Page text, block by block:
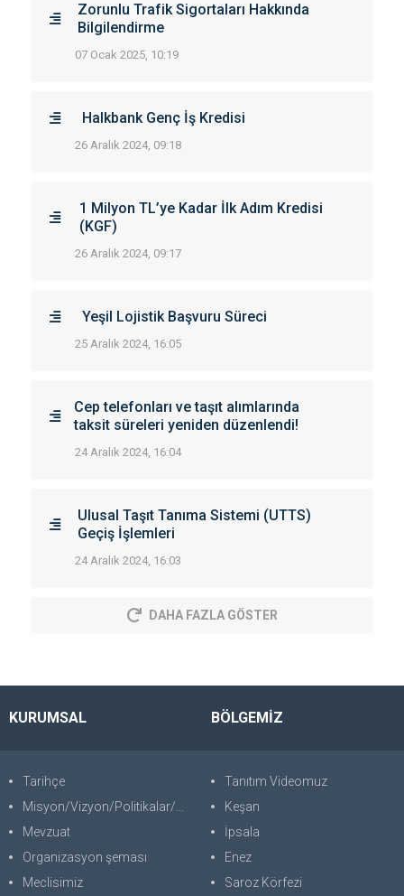
Zorunlu Trafik Sigortaları Hakkında
Bilgilendirme
07 Ocak 2025, 10:19
Halkbank Genç İş Kredisi
26 Aralık 2024, 09:18
1 Milyon TL’ye Kadar İlk Adım Kredisi
(KGF)
26 Aralık 2024, 09:17
Yeşil Lojistik Başvuru Süreci
25 Aralık 2024, 16:05
Cep telefonları ve taşıt alımlarında
taksit süreleri yeniden düzenlendi!
24 Aralık 2024, 16:04
Ulusal Taşıt Tanıma Sistemi (UTTS)
Geçiş İşlemleri
24 Aralık 2024, 16:03
DAHA FAZLA GÖSTER
KURUMSAL
Tarihçe
Misyon/Vizyon/Politikalar/SWOT
Mevzuat
Organizasyon şeması
Meclisimiz
BÖLGEMİZ
Tanıtım Videomuz
Keşan
İpsala
Enez
Saroz Körfezi